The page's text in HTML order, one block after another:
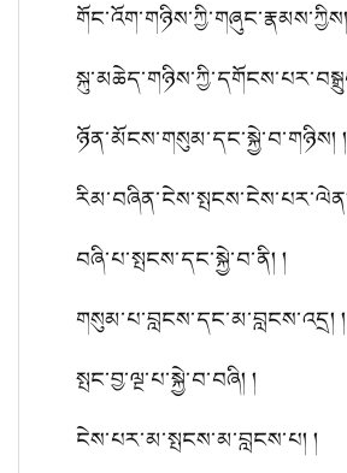
གོང་འོག་གཉིས་ཀྱི་གཞུང་རྣམས་ཀྱིས།
ཉོན་མོངས་གསུམ་དང་སྐྱེ་བ་གཉིས། །
བཞི་པ་སྤངས་དང་སྐྱེ་བ་ནི། །
གསུམ་པ་བླངས་དང་མ་བླངས་འདྲ། །
སྤང་བྱ་ལྔ་པ་སྐྱེ་བ་བཞི། །
ངེས་པར་མ་སྤངས་མ་བླངས་པ། །